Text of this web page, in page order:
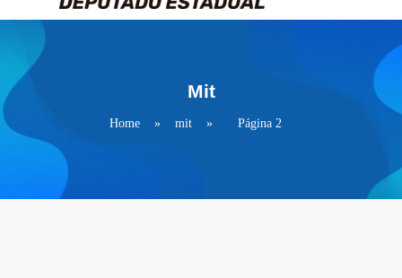
Mit
Home » mit » Página 2